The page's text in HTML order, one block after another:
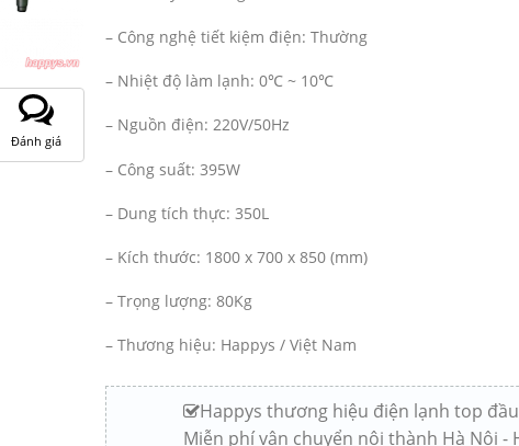
Đánh giá
– Công nghệ tiết kiệm điện: Thường
– Nhiệt độ làm lạnh: 0℃ ~ 10℃
– Nguồn điện: 220V/50Hz
– Công suất: 395W
– Dung tích thực: 350L
– Kích thước: 1800 x 700 x 850 (mm)
– Trọng lượng: 80Kg
– Thương hiệu: Happys / Việt Nam
Happys thương hiệu điện lạnh top
Miễn phí vận chuyển nội thành Hà Nội -